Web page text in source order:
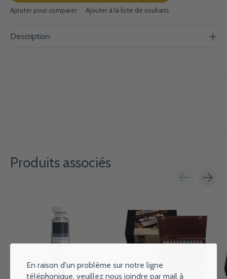
Ajouter pour comparer Ajouter à la liste de souhaits
Description
Produits associés
En raison d'un problème sur notre ligne
téléphonique, veuillez nous joindre par mail à